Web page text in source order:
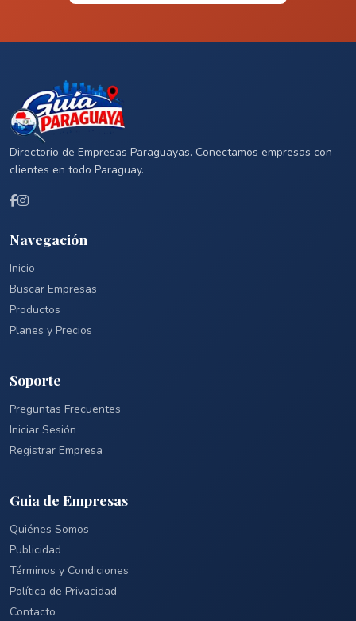
Directorio de Empresas Paraguayas. Conectamos empresas con
clientes en todo Paraguay.
Navegación
Inicio
Buscar Empresas
Productos
Planes y Precios
Soporte
Preguntas Frecuentes
Iniciar Sesión
Registrar Empresa
Guia de Empresas
Quiénes Somos
Publicidad
Términos y Condiciones
Política de Privacidad
Contacto